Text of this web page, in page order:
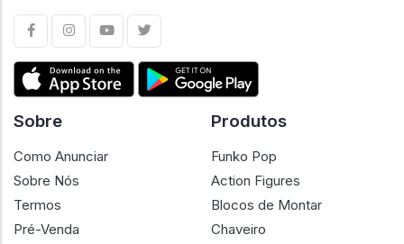
Sobre
Como Anunciar
Sobre Nós
Termos
Pré-Venda
Produtos
Funko Pop
Action Figures
Blocos de Montar
Chaveiro